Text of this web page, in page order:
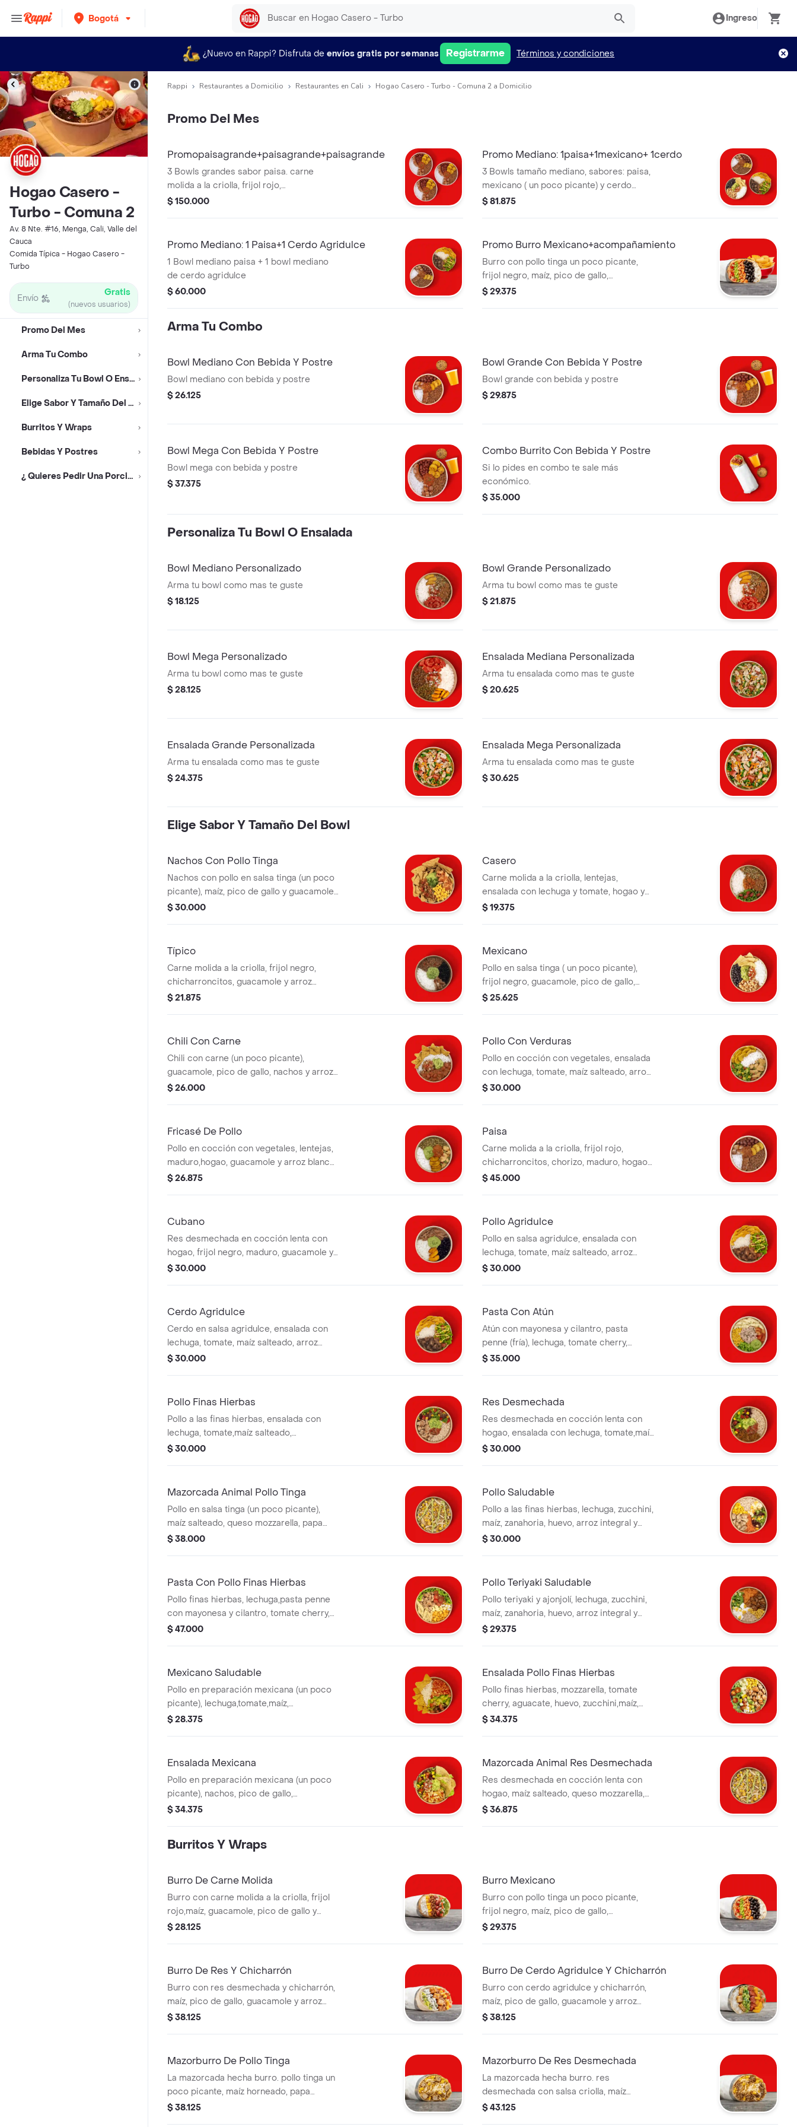
Bogotá Ingreso
¿Nuevo en Rappi? Disfruta de envíos gratis por semanas Registrarme Términos y condiciones
Hogao Casero -
Turbo - Comuna 2
Av. 8 Nte. #16, Menga, Cali, Valle del
Cauca
Comida Típica - Hogao Casero -
Turbo
Envío Gratis
(nuevos usuarios)
Promo Del Mes
Arma Tu Combo
Personaliza Tu Bowl O Ensalada
Elige Sabor Y Tamaño Del Bowl
Burritos Y Wraps
Bebidas Y Postres
¿ Quieres Pedir Una Porción ?
Rappi Restaurantes a Domicilio Restaurantes en Cali Hogao Casero - Turbo - Comuna 2 a Domicilio
Promo Del Mes
Promopaisagrande+paisagrande+paisagrande
3 Bowls grandes sabor paisa. carne
molida a la criolla, frijol rojo,
chicharroncitos, chorizo, maduro, hogao y
$ 150.000
Promo Mediano: 1paisa+1mexicano+ 1cerdo
3 Bowls tamaño mediano, sabores: paisa,
mexicano ( un poco picante) y cerdo
agridulce. * la bebida tiene un costo
$ 81.875
Promo Mediano: 1 Paisa+1 Cerdo Agridulce
1 Bowl mediano paisa + 1 bowl mediano
de cerdo agridulce
$ 60.000
Promo Burro Mexicano+acompañamiento
Burro con pollo tinga un poco picante,
frijol negro, maíz, pico de gallo,
guacamole y arroz blanco en tortilla de
$ 29.375
Arma Tu Combo
Bowl Mediano Con Bebida Y Postre
Bowl mediano con bebida y postre
$ 26.125
Bowl Grande Con Bebida Y Postre
Bowl grande con bebida y postre
$ 29.875
Bowl Mega Con Bebida Y Postre
Bowl mega con bebida y postre
$ 37.375
Combo Burrito Con Bebida Y Postre
Si lo pides en combo te sale más
económico.
$ 35.000
Personaliza Tu Bowl O Ensalada
Bowl Mediano Personalizado
Arma tu bowl como mas te guste
$ 18.125
Bowl Grande Personalizado
Arma tu bowl como mas te guste
$ 21.875
Bowl Mega Personalizado
Arma tu bowl como mas te guste
$ 28.125
Ensalada Mediana Personalizada
Arma tu ensalada como mas te guste
$ 20.625
Ensalada Grande Personalizada
Arma tu ensalada como mas te guste
$ 24.375
Ensalada Mega Personalizada
Arma tu ensalada como mas te guste
$ 30.625
Elige Sabor Y Tamaño Del Bowl
Nachos Con Pollo Tinga
Nachos con pollo en salsa tinga (un poco
picante), maíz, pico de gallo y guacamole.
la bebida tiene un costo adicional.
$ 30.000
Casero
Carne molida a la criolla, lentejas,
ensalada con lechuga y tomate, hogao y
arroz blanco. la bebida tiene un costo
$ 19.375
Típico
Carne molida a la criolla, frijol negro,
chicharroncitos, guacamole y arroz
blanco. la bebida tiene un costo adicional.
$ 21.875
Mexicano
Pollo en salsa tinga ( un poco picante),
frijol negro, guacamole, pico de gallo,
nachos y arroz blanco. la bebida tiene un
$ 25.625
Chili Con Carne
Chili con carne (un poco picante),
guacamole, pico de gallo, nachos y arroz
blanco. la bebida tiene un costo adicional.
$ 26.000
Pollo Con Verduras
Pollo en cocción con vegetales, ensalada
con lechuga, tomate, maíz salteado, arroz
blanco, moneditas de plátano y salsa
$ 30.000
Fricasé De Pollo
Pollo en cocción con vegetales, lentejas,
maduro,hogao, guacamole y arroz blanco.
la bebida tiene un costo adicional.
$ 26.875
Paisa
Carne molida a la criolla, frijol rojo,
chicharroncitos, chorizo, maduro, hogao y
arroz blanco. la bebida tiene un costo
$ 45.000
Cubano
Res desmechada en cocción lenta con
hogao, frijol negro, maduro, guacamole y
arroz blanco. la bebida tiene un costo
$ 30.000
Pollo Agridulce
Pollo en salsa agridulce, ensalada con
lechuga, tomate, maíz salteado, arroz
blanco, moneditas de plátano y salsa
$ 30.000
Cerdo Agridulce
Cerdo en salsa agridulce, ensalada con
lechuga, tomate, maíz salteado, arroz
blanco, moneditas de plátano y salsa
$ 30.000
Pasta Con Atún
Atún con mayonesa y cilantro, pasta
penne (fría), lechuga, tomate cherry,
zucchini, maíz, huevo, aguacate y salsa
$ 35.000
Pollo Finas Hierbas
Pollo a las finas hierbas, ensalada con
lechuga, tomate,maíz salteado,
guacamole, pico de gallo salsa verde y
$ 30.000
Res Desmechada
Res desmechada en cocción lenta con
hogao, ensalada con lechuga, tomate,maíz
salteado, guacamole, pico de gallo salsa
$ 30.000
Mazorcada Animal Pollo Tinga
Pollo en salsa tinga (un poco picante),
maíz salteado, queso mozzarella, papa
ripio, salsa verde. la bebida tiene un
$ 38.000
Pollo Saludable
Pollo a las finas hierbas, lechuga, zucchini,
maíz, zanahoria, huevo, arroz integral y
salsa verde. la bebida tiene un costo
$ 30.000
Pasta Con Pollo Finas Hierbas
Pollo finas hierbas, lechuga,pasta penne
con mayonesa y cilantro, tomate cherry,
mozzarella, maíz, huevo y salsa verde. la
$ 47.000
Pollo Teriyaki Saludable
Pollo teriyaki y ajonjolí, lechuga, zucchini,
maíz, zanahoria, huevo, arroz integral y
salsa verde. la bebida tiene un costo
$ 29.375
Mexicano Saludable
Pollo en preparación mexicana (un poco
picante), lechuga,tomate,maíz,
aguacate,nachos, arroz integral y salsa
$ 28.375
Ensalada Pollo Finas Hierbas
Pollo finas hierbas, mozzarella, tomate
cherry, aguacate, huevo, zucchini,maíz,
base de lechuga y salsa verde. la bebida
$ 34.375
Ensalada Mexicana
Pollo en preparación mexicana (un poco
picante), nachos, pico de gallo,
guacamole,mozzarella,maíz, lechuga y
$ 34.375
Mazorcada Animal Res Desmechada
Res desmechada en cocción lenta con
hogao, maíz salteado, queso mozzarella,
papa ripio, salsa verde. la bebida tiene un
$ 36.875
Burritos Y Wraps
Burro De Carne Molida
Burro con carne molida a la criolla, frijol
rojo,maíz, guacamole, pico de gallo y
arroz blanco en tortilla de harina de trigo
$ 28.125
Burro Mexicano
Burro con pollo tinga un poco picante,
frijol negro, maíz, pico de gallo,
guacamole y arroz blanco en tortilla de
$ 29.375
Burro De Res Y Chicharrón
Burro con res desmechada y chicharrón,
maíz, pico de gallo, guacamole y arroz
blanco en tortilla de harina de trigo *la
$ 38.125
Burro De Cerdo Agridulce Y Chicharrón
Burro con cerdo agridulce y chicharrón,
maíz, pico de gallo, guacamole y arroz
blanco en tortilla de harina de trigo *la
$ 38.125
Mazorburro De Pollo Tinga
La mazorcada hecha burro. pollo tinga un
poco picante, maíz horneado, papa
fosforito, queso mozzarella y salsa muy en
$ 38.125
Mazorburro De Res Desmechada
La mazorcada hecha burro. res
desmechada con salsa criolla, maíz
horneado, papa fosforito, queso
$ 43.125